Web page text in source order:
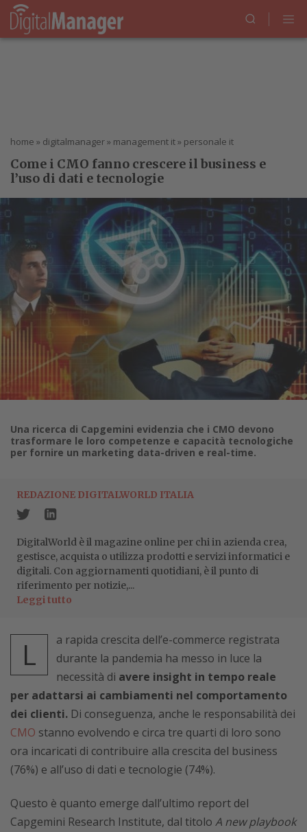
home » digitalmanager» management it» personale it
Come i CMO fanno crescere il business e
l’uso di dati e tecnologie
Una ricerca di Capgemini evidenzia che i CMO devono
trasformare le loro competenze e capacità tecnologiche
per fornire un marketing data-driven e real-time.
REDAZIONE DIGITALWORLD ITALIA
DigitalWorld è il magazine online per chi in azienda crea,
gestisce, acquista o utilizza prodotti e servizi informatici e
digitali. Con aggiornamenti quotidiani, è il punto di
riferimento per notizie,...
Leggi tutto
L
a rapida crescita dell’e-commerce registrata
durante la pandemia ha messo in luce la
necessità di avere insight in tempo reale
per adattarsi ai cambiamenti nel comportamento
dei clienti. Di conseguenza, anche le responsabilità dei
CMO stanno evolvendo e circa tre quarti di loro sono
ora incaricati di contribuire alla crescita del business
(76%) e all’uso di dati e tecnologie (74%).
Questo è quanto emerge dall’ultimo report del
Capgemini Research Institute, dal titolo A new playbook